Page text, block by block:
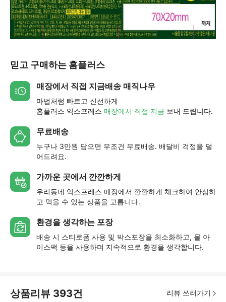
믿고 구매하는 홈플러스
매장에서 직접 지금배송 매직나우
마법처럼 빠르고 신선하게
홈플러스 익스프레스 매장에서 직접 지금 보내 드립니다.
무료배송
누구나 3만원 담으면 무조건 무료배송. 배달비 걱정을 덜
어드려요.
가까운 곳에서 깐깐하게
우리동네 익스프레스 매장에서 깐깐하게 체크하여 안심하
고 먹을 수 있는 상품을 고릅니다.
환경을 생각하는 포장
배송 시 스티로폼 사용 및 박스포장을 최소화하고, 물 아
이스팩 등을 사용하며 지속적으로 환경을 생각합니다.
상품리뷰 393건 리뷰 쓰러가기